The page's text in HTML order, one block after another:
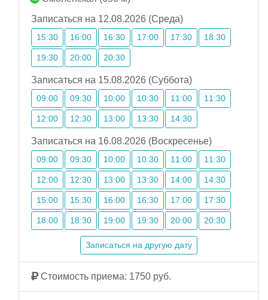
Записаться на 12.08.2026 (Среда)
15:30 16:00 16:30 17:00 17:30 18:30
19:30 20:00 20:30
Записаться на 15.08.2026 (Суббота)
09:00 09:30 10:00 10:30 11:00 11:30
12:00 12:30 13:00 13:30 14:30
Записаться на 16.08.2026 (Воскресенье)
09:00 09:30 10:00 10:30 11:00 11:30
12:00 12:30 13:00 13:30 14:00 14:30
15:00 15:30 16:00 16:30 17:00 17:30
18:00 18:30 19:00 19:30 20:00 20:30
Записаться на другую дату
Стоимость приема: 1750 руб.